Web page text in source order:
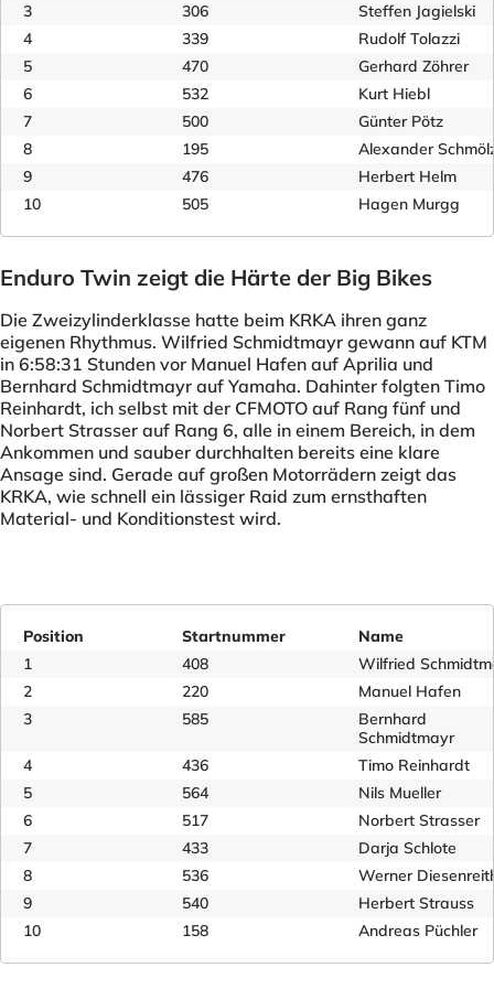
3
306
Steffen Jagielski
4
339
Rudolf Tolazzi
5
470
Gerhard Zöhrer
6
532
Kurt Hiebl
7
500
Günter Pötz
8
195
Alexander
9
476
Herbert Helm
10
505 Hagen Murgg
Enduro Twin zeigt die Härte der Big Bikes
Die Zweizylinderklasse hatte beim KRKA ihren ganz
eigenen Rhythmus. Wilfried Schmidtmayr gewann auf KTM
in 6:58:31 Stunden vor Manuel Hafen auf Aprilia und
Bernhard Schmidtmayr auf Yamaha. Dahinter folgten Timo
Reinhardt, ich selbst mit der CFMOTO auf Rang fünf und
Norbert Strasser auf Rang 6, alle in einem Bereich, in dem
Ankommen und sauber durchhalten bereits eine klare
Ansage sind. Gerade auf großen Motorrädern zeigt das
KRKA, wie schnell ein lässiger Raid zum ernsthaften
Material- und Konditionstest wird.
Position Startnummer
Name
1
408
Wilfried
2
220
Manuel Hafen
3
585
Bernhard
Schmidtmayr
4
436
Timo Reinhardt
5
564
Nils Mueller
6
517
Norbert Strasser
7
433
Darja Schlote
8
536
Werner
9
540
Herbert Strauss
10
158 Andreas Püchler